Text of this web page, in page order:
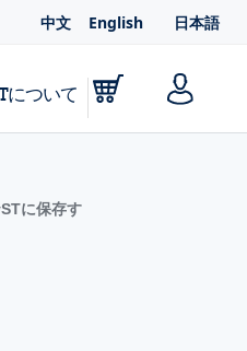
中文 English 日本語
について
に保存す